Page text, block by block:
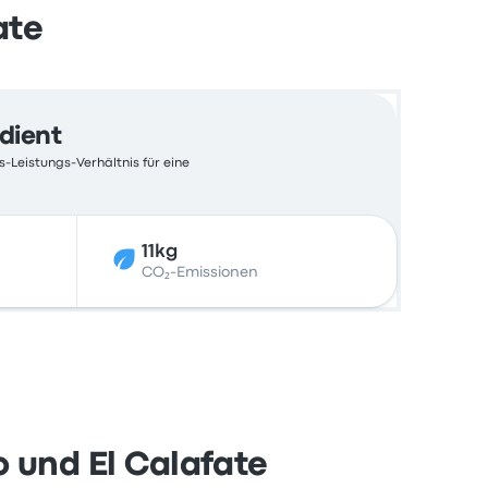
Leistungs-Verhältnis für eine
11kg
CO₂-Emissionen
und El Calafate